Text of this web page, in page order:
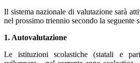
Il sistema nazionale di valutazione sarà
nel prossimo triennio secondo la seguente
1. Autovalutazione
Le istituzioni scolastiche (statali e